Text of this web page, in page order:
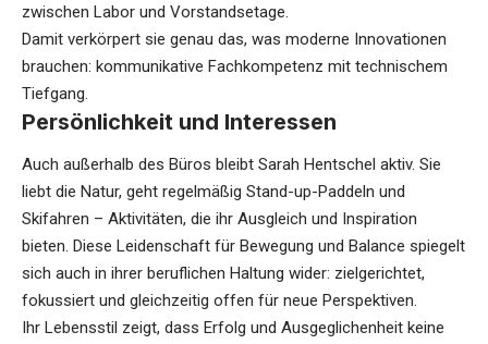
zwischen Labor und Vorstandsetage.
Damit verkörpert sie genau das, was moderne Innovationen
brauchen: kommunikative Fachkompetenz mit technischem
Tiefgang.
Persönlichkeit und Interessen
Auch außerhalb des Büros bleibt Sarah Hentschel aktiv. Sie
liebt die Natur, geht regelmäßig Stand-up-Paddeln und
Skifahren – Aktivitäten, die ihr Ausgleich und Inspiration
bieten. Diese Leidenschaft für Bewegung und Balance spiegelt
sich auch in ihrer beruflichen Haltung wider: zielgerichtet,
fokussiert und gleichzeitig offen für neue Perspektiven.
Ihr Lebensstil zeigt, dass Erfolg und Ausgeglichenheit keine